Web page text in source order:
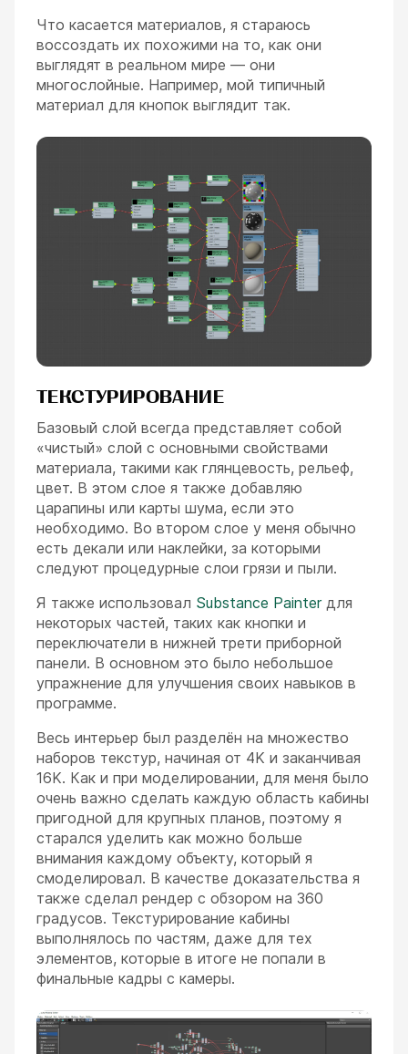
Что касается материалов, я стараюсь
воссоздать их похожими на то, как они
выглядят в реальном мире — они
многослойные. Например, мой типичный
материал для кнопок выглядит так.
ТЕКСТУРИРОВАНИЕ
Базовый слой всегда представляет собой
«чистый» слой с основными свойствами
материала, такими как глянцевость, рельеф,
цвет. В этом слое я также добавляю
царапины или карты шума, если это
необходимо. Во втором слое у меня обычно
есть декали или наклейки, за которыми
следуют процедурные слои грязи и пыли.
Я также использовал Substance Painterдля
некоторых частей, таких как кнопки и
переключатели в нижней трети приборной
панели. В основном это было небольшое
упражнение для улучшения своих навыков в
программе.
Весь интерьер был разделён на множество
наборов текстур, начиная от 4K и заканчивая
16K. Как и при моделировании, для меня было
очень важно сделать каждую область кабины
пригодной для крупных планов, поэтому я
старался уделить как можно больше
внимания каждому объекту, который я
смоделировал. В качестве доказательства я
также сделал рендер с обзором на 360
градусов. Текстурирование кабины
выполнялось по частям, даже для тех
элементов, которые в итоге не попали в
финальные кадры с камеры.